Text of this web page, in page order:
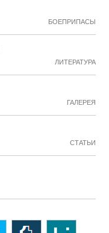
БОЕПРИПАСЫ
ЛИТЕРАТУРА
ГАЛЕРЕЯ
СТАТЬИ